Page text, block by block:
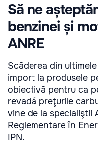
Să ne
benzinei și
ANRE
Scăderea din
import la produsele
obiectivă pentru ca
revadă preţurile
vine de la specialiştii
Reglementare în
IPN.